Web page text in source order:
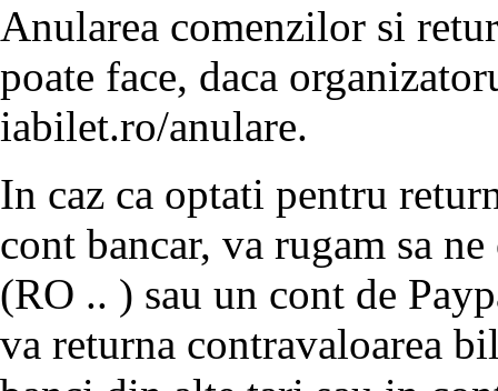
Anularea comenzilor si
poate face, daca
iabilet.ro/anulare.
In caz ca optati pentru
cont bancar, va rugam sa
(RO .. ) sau un cont de
va returna contravaloarea